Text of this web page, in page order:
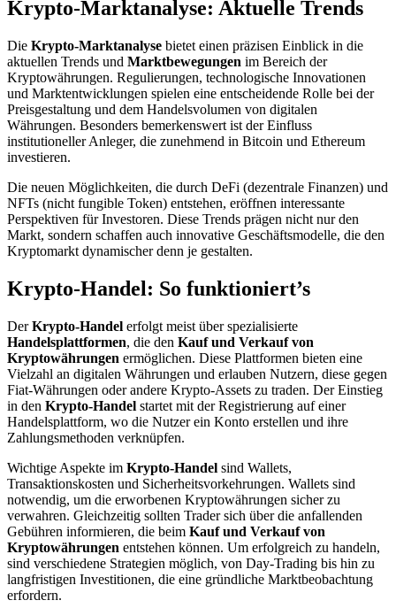
Krypto-Marktanalyse: Aktuelle Trends
Die Krypto-Marktanalyse bietet einen präzisen Einblick in die
aktuellen Trends und Marktbewegungen im Bereich der
Kryptowährungen. Regulierungen, technologische Innovationen
und Marktentwicklungen spielen eine entscheidende Rolle bei der
Preisgestaltung und dem Handelsvolumen von digitalen
Währungen. Besonders bemerkenswert ist der Einfluss
institutioneller Anleger, die zunehmend in Bitcoin und Ethereum
investieren.
Die neuen Möglichkeiten, die durch DeFi (dezentrale Finanzen) und
NFTs (nicht fungible Token) entstehen, eröffnen interessante
Perspektiven für Investoren. Diese Trends prägen nicht nur den
Markt, sondern schaffen auch innovative Geschäftsmodelle, die den
Kryptomarkt dynamischer denn je gestalten.
Krypto-Handel: So funktioniert’s
DerKrypto-Handel erfolgt meist über spezialisierte
Handelsplattformen, die den Kauf und Verkauf von
Kryptowährungen ermöglichen. Diese Plattformen bieten eine
Vielzahl an digitalen Währungen und erlauben Nutzern, diese gegen
Fiat-Währungen oder andere Krypto-Assets zu traden. Der Einstieg
in den Krypto-Handel startet mit der Registrierung auf einer
Handelsplattform, wo die Nutzer ein Konto erstellen und ihre
Zahlungsmethoden verknüpfen.
Wichtige Aspekte im Krypto-Handel sind Wallets,
Transaktionskosten und Sicherheitsvorkehrungen. Wallets sind
notwendig, um die erworbenen Kryptowährungen sicher zu
verwahren. Gleichzeitig sollten Trader sich über die anfallenden
Gebühren informieren, die beim Kauf und Verkauf von
Kryptowährungen entstehen können. Um erfolgreich zu handeln,
sind verschiedene Strategien möglich, von Day-Trading bis hin zu
langfristigen Investitionen, die eine gründliche Marktbeobachtung
erfordern.